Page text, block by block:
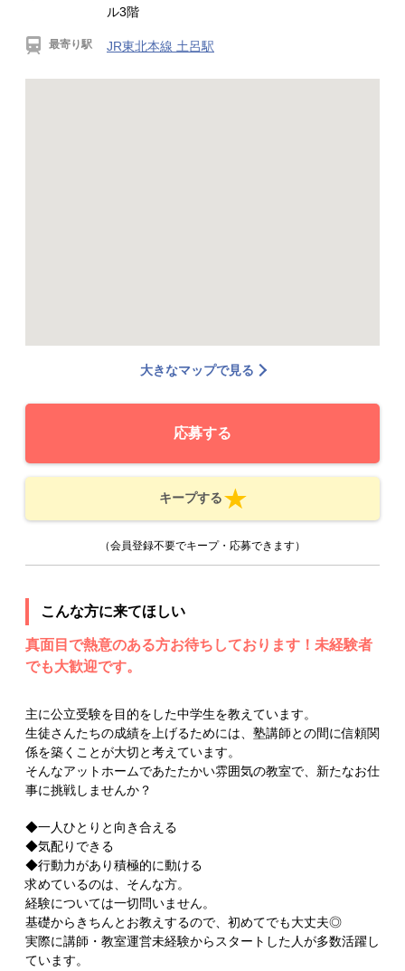
ル3階
最寄り駅 JR東北本線 土呂駅
大きなマップで見る
応募する
キープする
（会員登録不要でキープ・応募できます）
こんな方に来てほしい
真面目で熱意のある方お待ちしております！未経験者
でも大歓迎です。
主に公立受験を目的をした中学生を教えています。
生徒さんたちの成績を上げるためには、塾講師との間に信頼関
係を築くことが大切と考えています。
そんなアットホームであたたかい雰囲気の教室で、新たなお仕
事に挑戦しませんか？
◆一人ひとりと向き合える
◆気配りできる
◆行動力があり積極的に動ける
求めているのは、そんな方。
経験については一切問いません。
基礎からきちんとお教えするので、初めてでも大丈夫◎
実際に講師・教室運営未経験からスタートした人が多数活躍し
ています。